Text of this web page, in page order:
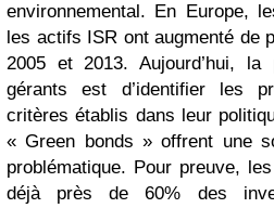
environnemental. En Europe,
les actifs ISR ont augmenté de
2005 et 2013. Aujourd’hui, la
gérants est d’identifier les
critères établis dans leur
« Green bonds » offrent une
problématique. Pour preuve,
déjà près de 60% des